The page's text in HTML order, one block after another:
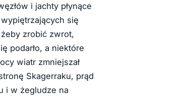
i jachty płynące
się
zrobić zwrot,
podarło, a niektóre
wiatr zmniejszał
Skagerraku, prąd
i w żegludze na